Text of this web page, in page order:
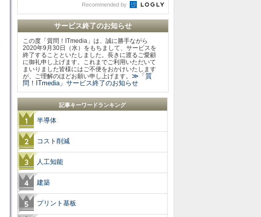
Recommended by
サービス終了のお知らせ
この度「質問！ITmedia」は、誠に勝手ながら
2020年9月30日（水）をもちまして、サービスを
終了することといたしました。長きに渡るご愛顧
に御礼申し上げます。これまでご利用いただいて
まいりました皆様にはご不便をおかけいたします
が、ご理解のほどお願い申し上げます。 ≫「質
問！ITmedia」サービス終了のお知らせ
記事キーワードランキング
半導体
コスト削減
人工知能
建築
プリント基板